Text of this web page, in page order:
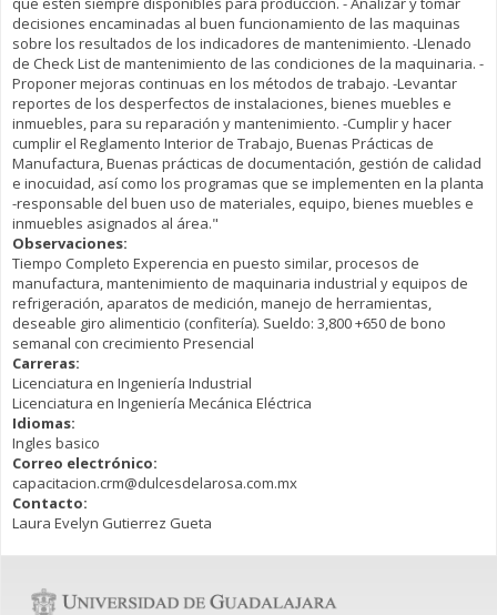
decisiones encaminadas al buen funcionamiento de las maquinas
sobre los resultados de los indicadores de mantenimiento. -Llenado
de Check List de mantenimiento de las condiciones de la maquinaria. -
Proponer mejoras continuas en los métodos de trabajo. -Levantar
reportes de los desperfectos de instalaciones, bienes muebles e
inmuebles, para su reparación y mantenimiento. -Cumplir y hacer
cumplir el Reglamento Interior de Trabajo, Buenas Prácticas de
Manufactura, Buenas prácticas de documentación, gestión de calidad
e inocuidad, así como los programas que se implementen en la planta
-responsable del buen uso de materiales, equipo, bienes muebles e
inmuebles asignados al área."
Observaciones:
Tiempo Completo Experencia en puesto similar, procesos de
manufactura, mantenimiento de maquinaria industrial y equipos de
refrigeración, aparatos de medición, manejo de herramientas,
deseable giro alimenticio (confitería). Sueldo: 3,800 +650 de bono
semanal con crecimiento Presencial
Carreras:
Licenciatura en Ingeniería Industrial
Licenciatura en Ingeniería Mecánica Eléctrica
Idiomas:
Ingles basico
Correo electrónico:
capacitacion.crm@dulcesdelarosa.com.mx
Contacto:
Laura Evelyn Gutierrez Gueta